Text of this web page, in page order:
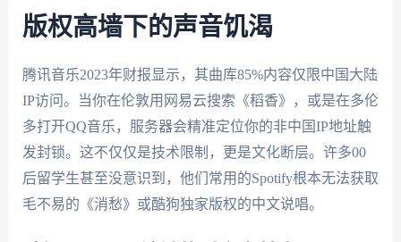
版权高墙下的声音饥渴
腾讯音乐2023年财报显示，其曲库85%内容仅限中国大陆
IP访问。当你在伦敦用网易云搜索《稻香》，或是在多伦
多打开QQ音乐，服务器会精准定位你的非中国IP地址触
发封锁。这不仅仅是技术限制，更是文化断层。许多00
后留学生甚至没意识到，他们常用的Spotify根本无法获取
毛不易的《消愁》或酷狗独家版权的中文说唱。